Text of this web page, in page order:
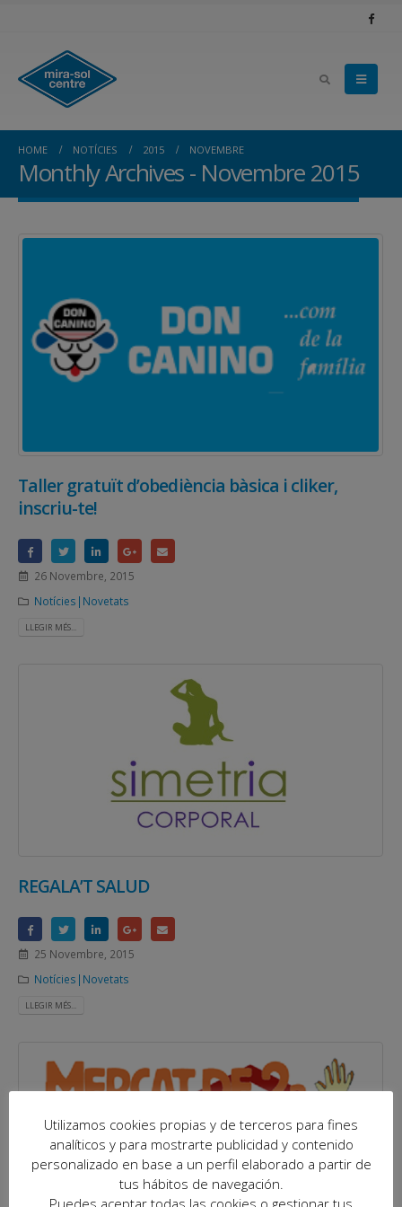
HOME NOTÍCIES 2015 NOVEMBRE
Monthly Archives - Novembre 2015
Taller gratuït d’obediència bàsica i cliker,
inscriu-te!
26 Novembre, 2015
Notícies|Novetats
LLEGIR MÉS...
REGALA’T SALUD
25 Novembre, 2015
Notícies|Novetats
LLEGIR MÉS...
Utilizamos cookies propias y de terceros para fines
analíticos y para mostrarte publicidad y contenido
personalizado en base a un perfil elaborado a partir de
tus hábitos de navegación.
Puedes aceptar todas las cookies o gestionar tus